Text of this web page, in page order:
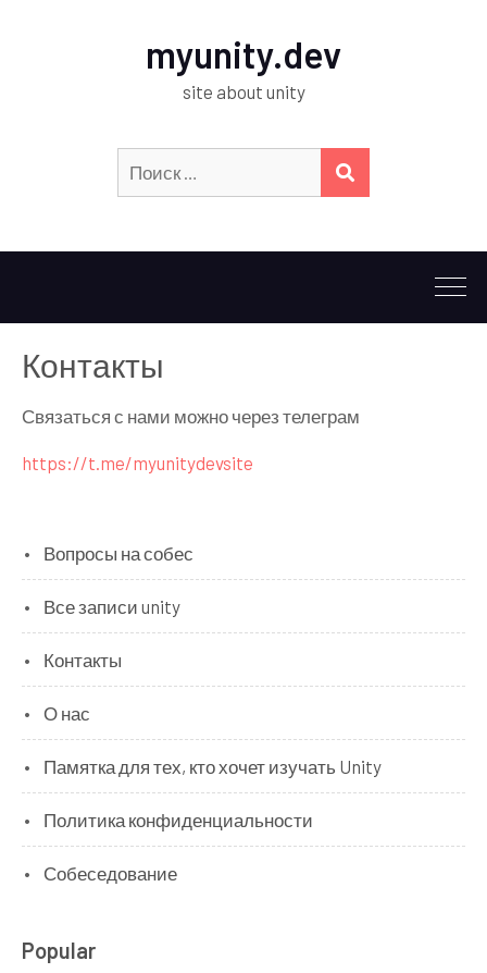
myunity.dev
site about unity
Контакты
Связаться с нами можно через телеграм
https://t.me/myunitydevsite
Вопросы на собес
Все записи unity
Контакты
О нас
Памятка для тех, кто хочет изучать Unity
Политика конфиденциальности
Собеседование
Popular